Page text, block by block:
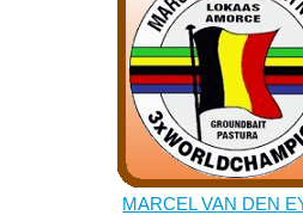
MARCEL VAN DEN